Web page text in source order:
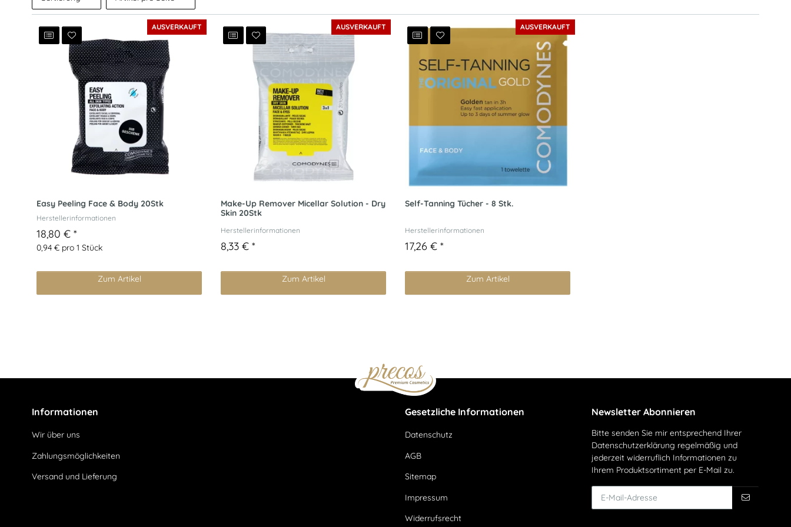
AUSVERKAUFT
Easy Peeling Face & Body 20Stk
Herstellerinformationen
18,80 € *
0,94 € pro 1 Stück
Zum Artikel
AUSVERKAUFT
Make-Up Remover Micellar Solution - Dry
Skin 20Stk
Herstellerinformationen
8,33 € *
Zum Artikel
AUSVERKAUFT
Self-Tanning Tücher - 8 Stk.
Herstellerinformationen
17,26 € *
Zum Artikel
Informationen
Wir über uns
Zahlungsmöglichkeiten
Versand und Lieferung
Gesetzliche Informationen
Datenschutz
AGB
Sitemap
Impressum
Widerrufsrecht
Newsletter Abonnieren
Bitte senden Sie mir entsprechend Ihrer
Datenschutzerklärung regelmäßig und
jederzeit widerruflich Informationen zu
Ihrem Produktsortiment per E-Mail zu.